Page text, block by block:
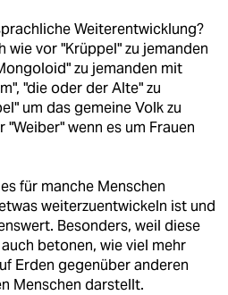
Weiterentwicklung?
wie vor "Krüppel" zu jemanden
zu jemanden mit
"die oder der Alte" zu
um das gemeine Volk zu
"Weiber" wenn es um Frauen
für manche Menschen
weiterzuentwickeln ist und
Besonders, weil diese
betonen, wie viel mehr
Erden gegenüber anderen
Menschen darstellt.